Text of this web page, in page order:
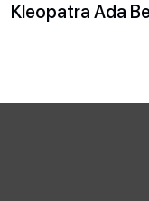
Kleopatra Ada